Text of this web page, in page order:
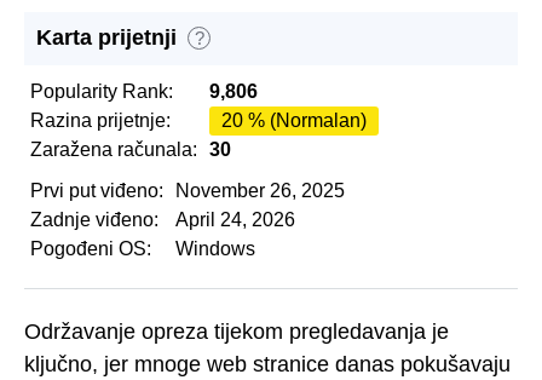
Karta prijetnji ?
Popularity Rank:
9,806
Razina prijetnje:
20 % (Normalan)
Zaražena računala:
30
Prvi put viđeno:
November 26, 2025
Zadnje viđeno:
April 24, 2026
Pogođeni OS:
Windows
Održavanje opreza tijekom pregledavanja je
ključno, jer mnoge web stranice danas pokušavaju